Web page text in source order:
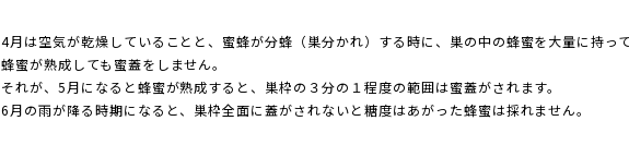
4月は空気が乾燥していることと、蜜蜂が分蜂（巣分かれ）する時に、巣の中の蜂蜜を大量に持って
蜂蜜が熟成しても蜜蓋をしません。
それが、5月になると蜂蜜が熟成すると、巣枠の３分の１程度の範囲は蜜蓋がされます。
6月の雨が降る時期になると、巣枠全面に蓋がされないと糖度はあがった蜂蜜は採れません。